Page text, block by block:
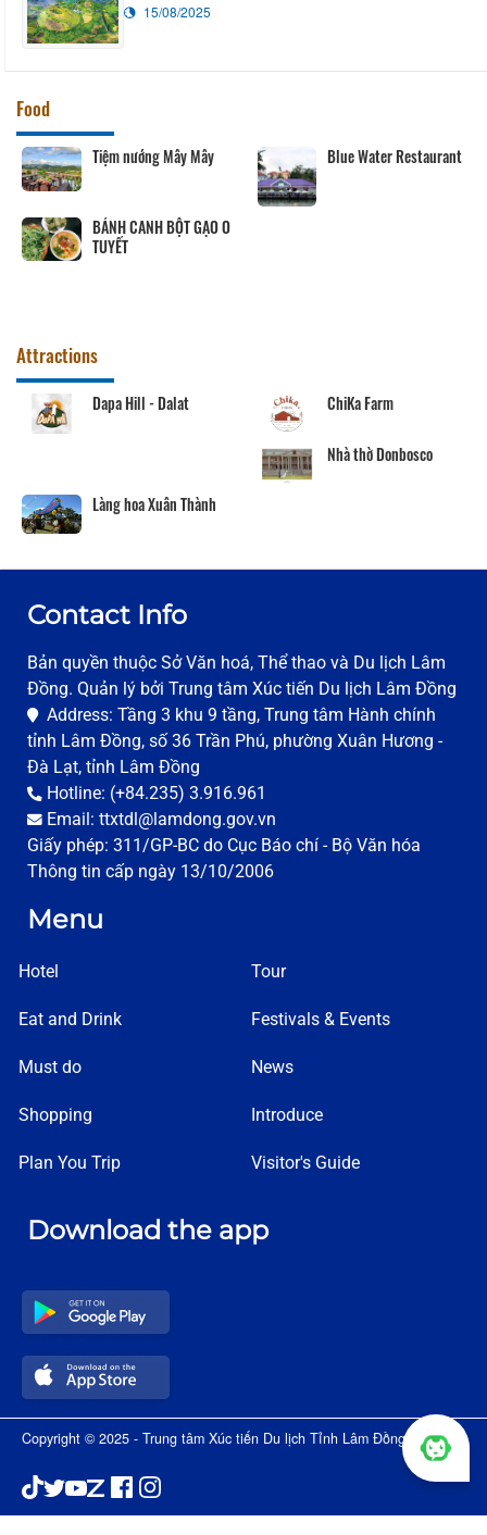
15/08/2025
Food
Tiệm nướng Mây Mây Blue Water Restaurant
BÁNH CANH BỘT GẠO O
TUYẾT
Attractions
Dapa Hill - Dalat ChiKa Farm
Nhà thờ Donbosco
Làng hoa Xuân Thành
Contact Info
Bản quyền thuộc Sở Văn hoá, Thể thao và Du lịch Lâm
Đồng. Quản lý bởi Trung tâm Xúc tiến Du lịch Lâm Đồng
Address: Tầng 3 khu 9 tầng, Trung tâm Hành chính
tỉnh Lâm Đồng, số 36 Trần Phú, phường Xuân Hương -
Đà Lạt, tỉnh Lâm Đồng
Hotline: (+84.235) 3.916.961
Email: ttxtdl@lamdong.gov.vn
Giấy phép: 311/GP-BC do Cục Báo chí - Bộ Văn hóa
Thông tin cấp ngày 13/10/2006
Menu
Hotel
Eat and Drink
Must do
Shopping
Plan You Trip
Tour
Festivals & Events
News
Introduce
Visitor's Guide
Download the app
Copyright © 2025 - Trung tâm Xúc tiến Du lịch Tỉnh Lâm Đồng